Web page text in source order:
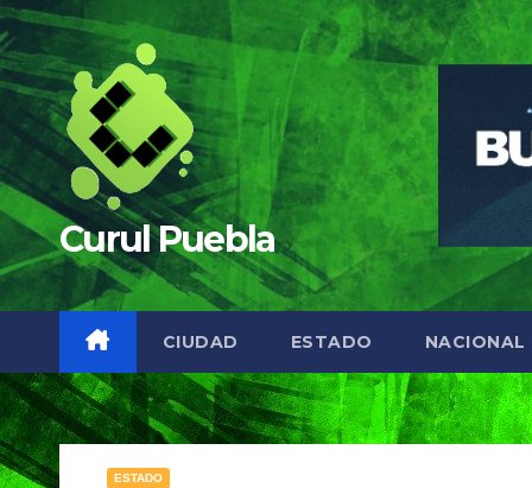
Saltar
al
contenido
Curul Puebla
CIUDAD ESTADO NACIONAL
ESTADO